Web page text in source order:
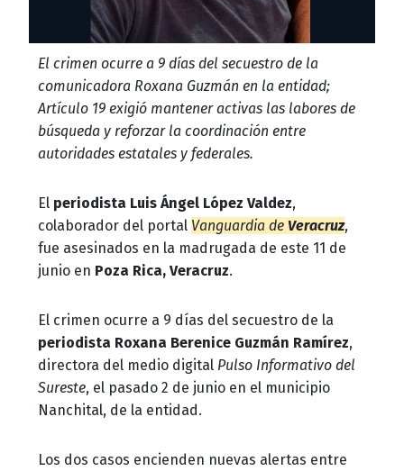
El crimen ocurre a 9 días del secuestro de la
comunicadora Roxana Guzmán en la entidad;
Artículo 19 exigió mantener activas las labores de
búsqueda y reforzar la coordinación entre
autoridades estatales y federales.
El periodista Luis Ángel López Valdez,
colaborador del portal Vanguardia de Veracruz,
fue asesinados en la madrugada de este 11 de
junio en Poza Rica, Veracruz.
El crimen ocurre a 9 días del secuestro de la
periodista Roxana Berenice Guzmán Ramírez,
directora del medio digital Pulso Informativo del
Sureste, el pasado 2 de junio en el municipio
Nanchital, de la entidad.
Los dos casos encienden nuevas alertas entre